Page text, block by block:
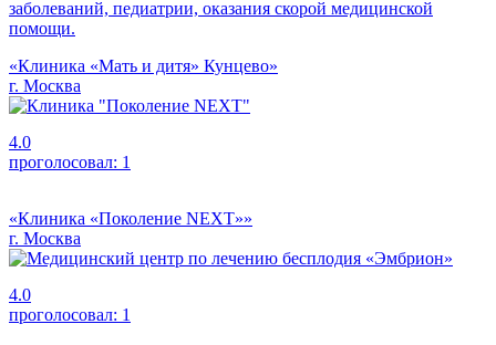
заболеваний, педиатрии, оказания скорой медицинской
помощи.
«Клиника «Мать и дитя» Кунцево»
г. Москва
4.0
проголосовал: 1
«Клиника «Поколение NEXT»»
г. Москва
4.0
проголосовал: 1